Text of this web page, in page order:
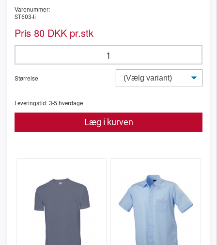
Varenummer:
ST603-li
Pris 80 DKK pr.stk
Størrelse
Leveringstid: 3-5 hverdage
Læg i kurven